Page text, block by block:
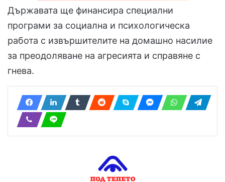
Държавата ще финансира специални
програми за социална и психологическа
работа с извършителите на домашно насилие
за преодоляване на агресията и справяне с
гнева.